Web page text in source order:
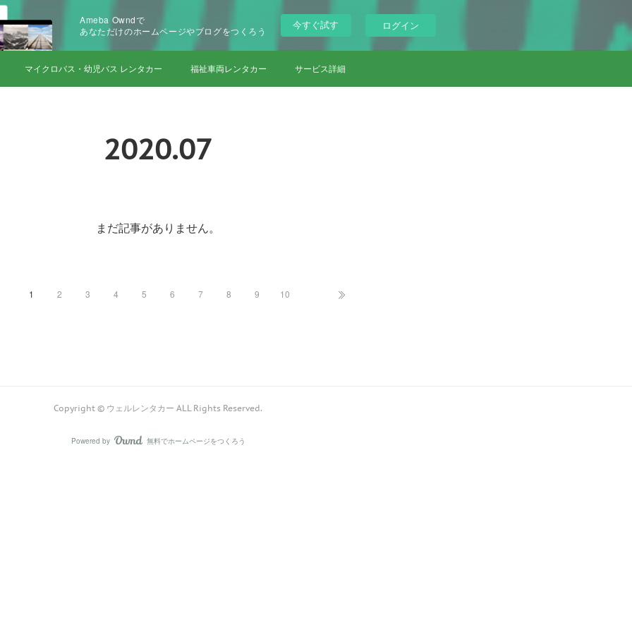
Ameba Owndで
あなただけのホームページやブログをつくろう
今すぐ試す ログイン
マイクロバス・幼児バス レンタカー 福祉車両レンタカー サービス詳細
2020.07
まだ記事がありません。
1 2 3 4 5 6 7 8 9 10
Copyright © ウェルレンタカー ALL Rights Reserved.
Powered by AmebaOwnd
無料でホームページをつくろう